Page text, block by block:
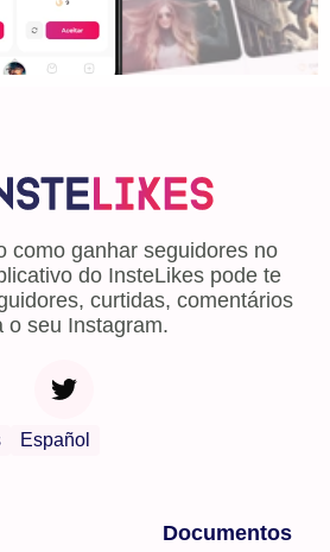
como ganhar seguidores no
do InsteLikes pode te
curtidas, comentários
o seu Instagram.
Español
Documentos